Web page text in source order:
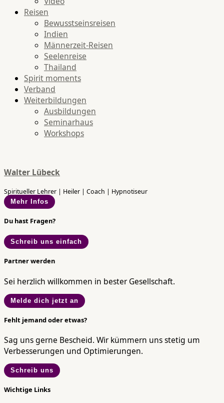
Reisen
Bewusstseinsreisen
Indien
Männerzeit-Reisen
Seelenreise
Thailand
Spirit moments
Verband
Weiterbildungen
Ausbildungen
Seminarhaus
Workshops
Walter Lübeck
Spiritueller Lehrer | Heiler | Coach | Hypnotiseur
Mehr Infos
Du hast Fragen?
Schreib uns einfach
Partner werden
Sei herzlich willkommen in bester Gesellschaft.
Melde dich jetzt an
Fehlt jemand oder etwas?
Sag uns gerne Bescheid. Wir kümmern uns stetig um
Verbesserungen und Optimierungen.
Schreib uns
Wichtige Links